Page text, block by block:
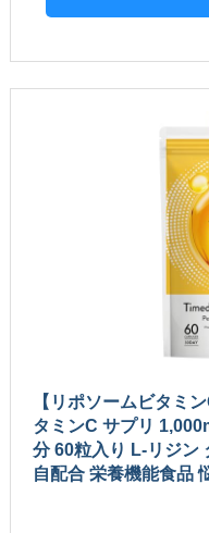
【リポソームビタミ
タミンC サプリ
分 60粒入り L-リジン
自配合 栄養機能食品